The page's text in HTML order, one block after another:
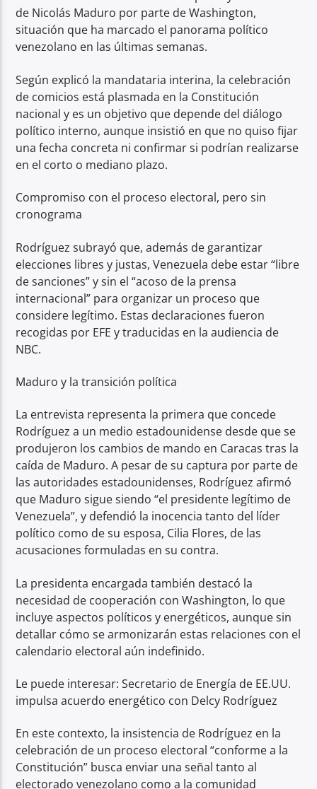
de Nicolás Maduro por parte de Washington,
situación que ha marcado el panorama político
venezolano en las últimas semanas.
Según explicó la mandataria interina, la celebración
de comicios está plasmada en la Constitución
nacional y es un objetivo que depende del diálogo
político interno, aunque insistió en que no quiso fijar
una fecha concreta ni confirmar si podrían realizarse
en el corto o mediano plazo.
Compromiso con el proceso electoral, pero sin
cronograma
Rodríguez subrayó que, además de garantizar
elecciones libres y justas, Venezuela debe estar “libre
de sanciones” y sin el “acoso de la prensa
internacional” para organizar un proceso que
considere legítimo. Estas declaraciones fueron
recogidas por EFE y traducidas en la audiencia de
NBC.
Maduro y la transición política
La entrevista representa la primera que concede
Rodríguez a un medio estadounidense desde que se
produjeron los cambios de mando en Caracas tras la
caída de Maduro. A pesar de su captura por parte de
las autoridades estadounidenses, Rodríguez afirmó
que Maduro sigue siendo “el presidente legítimo de
Venezuela”, y defendió la inocencia tanto del líder
político como de su esposa, Cilia Flores, de las
acusaciones formuladas en su contra.
La presidenta encargada también destacó la
necesidad de cooperación con Washington, lo que
incluye aspectos políticos y energéticos, aunque sin
detallar cómo se armonizarán estas relaciones con el
calendario electoral aún indefinido.
Le puede interesar: Secretario de Energía de EE.UU.
impulsa acuerdo energético con Delcy Rodríguez
En este contexto, la insistencia de Rodríguez en la
celebración de un proceso electoral “conforme a la
Constitución” busca enviar una señal tanto al
electorado venezolano como a la comunidad